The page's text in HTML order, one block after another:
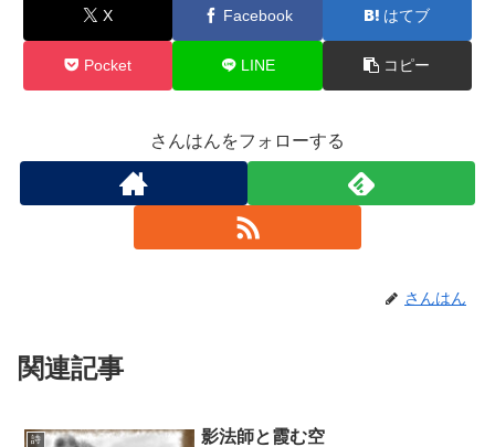
X Facebook はてブ
Pocket LINE コピー
さんはんをフォローする
さんはん
関連記事
詩 影法師と霞む空